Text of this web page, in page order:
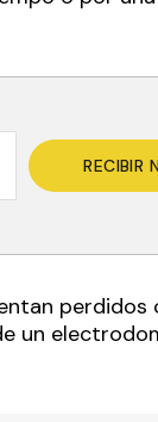
RECIBIR
perdidos
un